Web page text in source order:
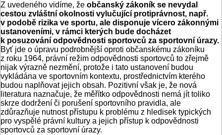
Z uvedeného vidíme, že občanský zákoník se nevydal
cestou zvláštní okolnosti vylučující protiprávnost, např.
v podobě rizika ve sportu, ale disponuje vícero zákonnými
ustanoveními, v rámci kterých bude docházet
k posuzování odpovědnosti sportovců za sportovní úrazy.
Byť jde o úpravu podrobnější oproti občanskému zákoníku
z roku 1964, právní režim odpovědnosti sportovců to zřejmě
nijak výrazně nezmění, protože i tato ustanovení budou
vykládána ve sportovním kontextu, prostřednictvím kterého
budou naplňovat jejich obsah. Pozitivní však je, že nová
literatura naznačuje, že měřítko odpovědnosti nemá jít toliko
skrze dodržení či porušení sportovního pravidla, ale
zdůrazňuje nutnost přístupu k problému z hledisek typických
pro vyspělé právní kultury a jejich přístup k odpovědnosti
sportovců za sportovní úrazy.